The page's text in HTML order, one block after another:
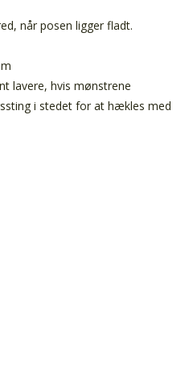
når posen ligger fladt.
lavere, hvis mønstrene
i stedet for at hækles med